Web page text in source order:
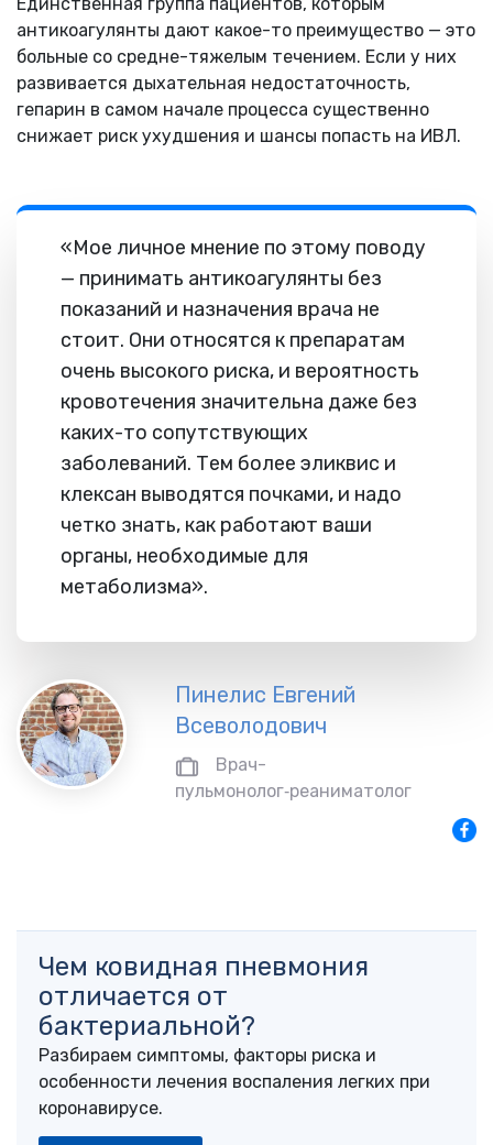
антикоагулянты дают какое-то преимущество — это
больные со средне-тяжелым течением. Если у них
развивается дыхательная недостаточность,
гепарин в самом начале процесса существенно
снижает риск ухудшения и шансы попасть на ИВЛ.
«Мое личное мнение по этому поводу
— принимать антикоагулянты без
показаний и назначения врача не
стоит. Они относятся к препаратам
очень высокого риска, и вероятность
кровотечения значительна даже без
каких-то сопутствующих
заболеваний. Тем более эликвис и
клексан выводятся почками, и надо
четко знать, как работают ваши
органы, необходимые для
метаболизма».
Пинелис Евгений
Всеволодович
Врач-
пульмонолог‑реаниматолог
Чем ковидная пневмония
отличается от
бактериальной?
Разбираем симптомы, факторы риска и
особенности лечения воспаления легких при
коронавирусе.